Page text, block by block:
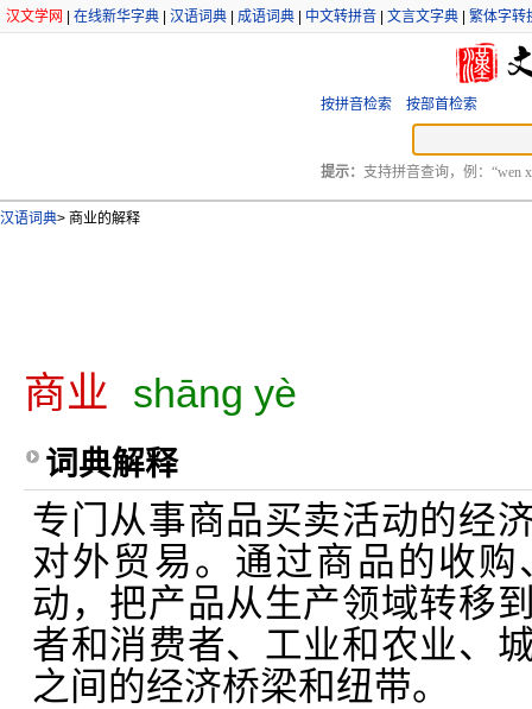
汉文学网 在线新华字典 汉语词典 成语词典 中文转拼音 文言文字典 繁体字转
按拼音检索 按部首检索
提示： 支持拼音查询，例：“wen
汉语词典> 商业的解释
商业 shāng yè
词典解释
专门从事商品买卖活动的经
对外贸易。通过商品的收
动，把产品从生产领域转移
者和消费者、工业和农业、
之间的经济桥梁和纽带。